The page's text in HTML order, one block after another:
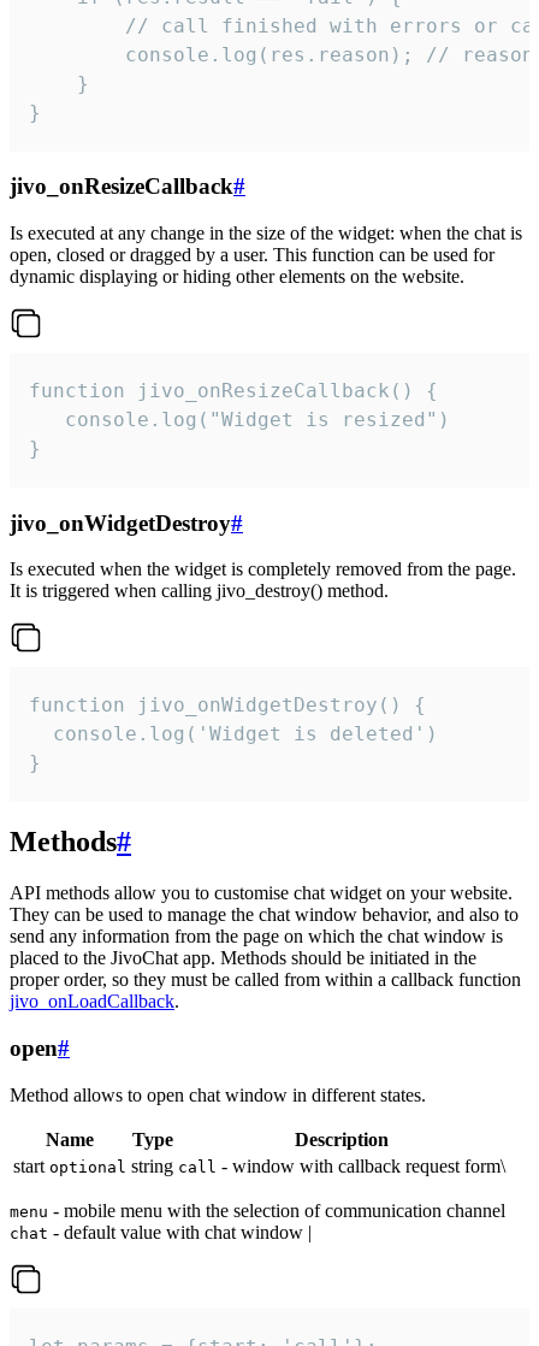
// call finished with errors or
console.log(res.reason); //
    }
}
jivo_onResizeCallback#
Is executed at any change in the size of the widget: when the chat is
open, closed or dragged by a user. This function can be used for
dynamic displaying or hiding other elements on the website.
function jivo_onResizeCallback() {
   console.log("Widget is resized")
}
jivo_onWidgetDestroy#
Is executed when the widget is completely removed from the page.
It is triggered when calling jivo_destroy() method.
function jivo_onWidgetDestroy() {
  console.log('Widget is deleted')
}
Methods#
API methods allow you to customise chat widget on your website.
They can be used to manage the chat window behavior, and also to
send any information from the page on which the chat window is
placed to the JivoChat app. Methods should be initiated in the
proper order, so they must be called from within a callback function
jivo_onLoadCallback.
open#
Method allows to open chat window in different states.
Name Type
Description
start optional string call - window with callback request form\
menu - mobile menu with the selection of communication channel
chat - default value with chat window |